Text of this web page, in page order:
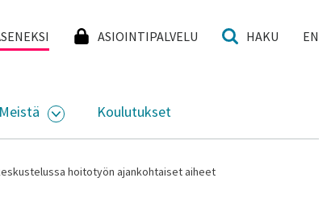
ASIOINTIPALVELU HAKU EN
VALIKKO
Meistä
AVAA ALASIVUJEN VALIKKO
Koulutukset
hoitotyön ajankohtaiset aiheet